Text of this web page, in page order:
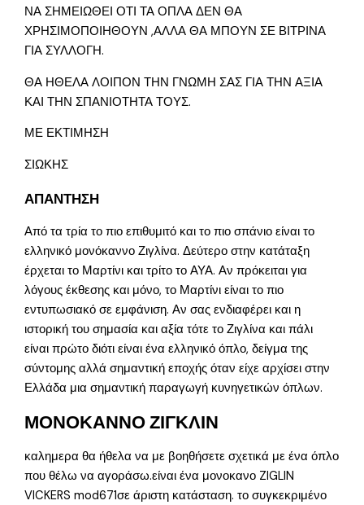
ΝΑ ΣΗΜΕΙΩΘΕΙ ΟΤΙ ΤΑ ΟΠΛΑ ΔΕΝ ΘΑ
ΧΡΗΣΙΜΟΠΟΙΗΘΟΥΝ ,ΑΛΛΑ ΘΑ ΜΠΟΥΝ ΣΕ ΒΙΤΡΙΝΑ
ΓΙΑ ΣΥΛΛΟΓΗ.
ΘΑ ΗΘΕΛΑ ΛΟΙΠΟΝ ΤΗΝ ΓΝΩΜΗ ΣΑΣ ΓΙΑ ΤΗΝ ΑΞΙΑ
ΚΑΙ ΤΗΝ ΣΠΑΝΙΟΤΗΤΑ ΤΟΥΣ.
ΜΕ ΕΚΤΙΜΗΣΗ
ΣΙΩΚΗΣ
ΑΠΑΝΤΗΣΗ
Από τα τρία το πιο επιθυμιτό και το πιο σπάνιο είναι το
ελληνικό μονόκαννο Ζιγλίνα. Δεύτερο στην κατάταξη
έρχεται το Μαρτίνι και τρίτο το ΑΥΑ. Αν πρόκειται για
λόγους έκθεσης και μόνο, το Μαρτίνι είναι το πιο
εντυπωσιακό σε εμφάνιση. Αν σας ενδιαφέρει και η
ιστορική του σημασία και αξία τότε το Ζιγλίνα και πάλι
είναι πρώτο διότι είναι ένα ελληνικό όπλο, δείγμα της
σύντομης αλλά σημαντική εποχής όταν είχε αρχίσει στην
Ελλάδα μια σημαντική παραγωγή κυνηγετικών όπλων.
ΜΟΝΟΚΑΝΝΟ ΖΙΓΚΛΙΝ
καλημερα θα ήθελα να με βοηθήσετε σχετικά με ένα όπλο
που θέλω να αγοράσω.είναι ένα μονοκανο ZIGLIN
VICKERS mod671σε άριστη κατάσταση. το συγκεκριμένο